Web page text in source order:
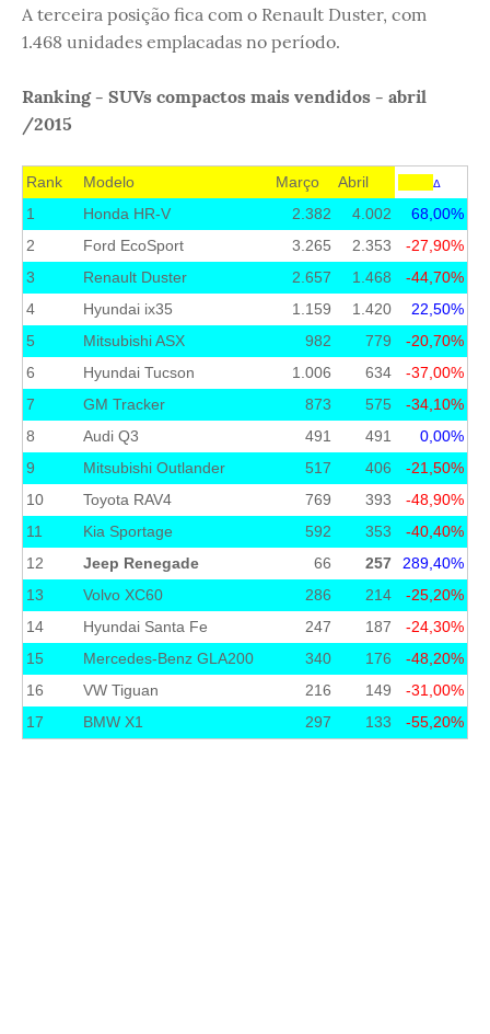
A terceira posição fica com o Renault Duster, com
1.468 unidades emplacadas no período.
Ranking - SUVs compactos mais vendidos - abril
/2015
Rank Modelo Março Abril Δ
1 Honda HR-V 2.382 4.002
68,00%
2
Ford EcoSport 3.265 2.353
-27,90%
3
Renault Duster 2.657 1.468
-44,70%
4
Hyundai ix35 1.159 1.420
22,50%
5
Mitsubishi ASX 982 779
-20,70%
6
Hyundai Tucson 1.006 634
-37,00%
7
GM Tracker 873 575
-34,10%
8
Audi Q3 491 491
0,00%
9
Mitsubishi Outlander 517 406
-21,50%
10
Toyota RAV4 769 393
-48,90%
11
Kia Sportage 592 353
-40,40%
12
Jeep Renegade 66 257
289,40%
13
Volvo XC60 286 214
-25,20%
14
Hyundai Santa Fe 247 187
-24,30%
15
Mercedes-Benz GLA200 340 176
-48,20%
16
VW Tiguan 216 149
-31,00%
17
BMW X1 297 133 -55,20%